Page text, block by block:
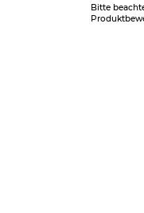
Bitte